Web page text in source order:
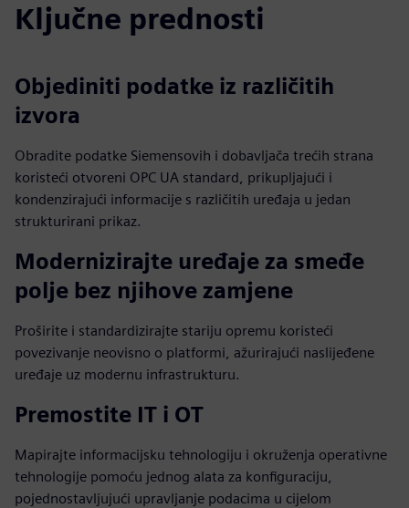
Ključne prednosti
Objediniti podatke iz različitih
izvora
Obradite podatke Siemensovih i dobavljača trećih strana
koristeći otvoreni OPC UA standard, prikupljajući i
kondenzirajući informacije s različitih uređaja u jedan
strukturirani prikaz.
Modernizirajte uređaje za smeđe
polje bez njihove zamjene
Proširite i standardizirajte stariju opremu koristeći
povezivanje neovisno o platformi, ažurirajući naslijeđene
uređaje uz modernu infrastrukturu.
Premostite IT i OT
Mapirajte informacijsku tehnologiju i okruženja operativne
tehnologije pomoću jednog alata za konfiguraciju,
pojednostavljujući upravljanje podacima u cijelom